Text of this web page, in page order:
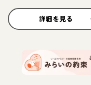
詳細を見る